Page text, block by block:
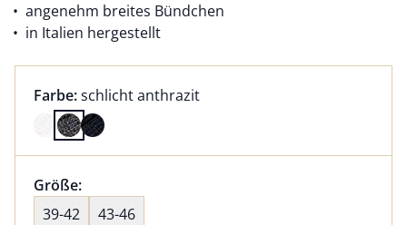
angenehm breites Bündchen
in Italien hergestellt
Farbauswahl:
Farbe:aktuell ausgewählt:
schlicht anthrazit
Farbe schlicht anthrazit ausgewählt
Größenauswahl:
Größe:nichts ausgewählt
39-42
43-46